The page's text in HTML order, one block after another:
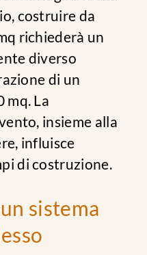
costruire da
richiederà un
diverso
di un
mq. La
insieme alla
influisce
di costruzione.
sistema